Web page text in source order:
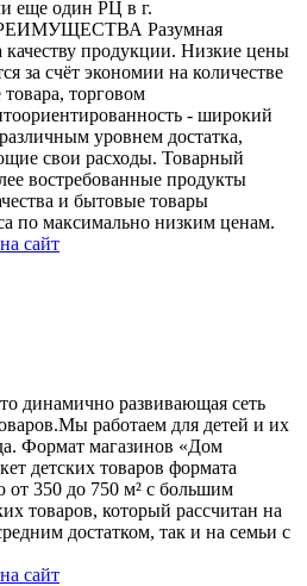
еще один РЦ в г.
Разумная
качеству продукции. Низкие цены
за счёт экономии на количестве
торговом
- широкий
уровнем достатка,
свои расходы. Товарный
востребованные продукты
и бытовые товары
по максимально низким ценам.
на сайт
динамично развивающая сеть
работаем для детей и их
Формат магазинов «Дом
детских товаров формата
от 350 до 750 м² с большим
товаров, который рассчитан на
достатком, так и на семьи с
на сайт